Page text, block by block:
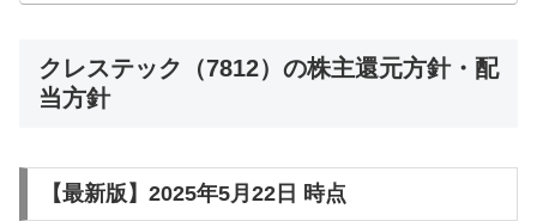
クレステック（7812）の株主還元方針・配
当方針
【最新版】2025年5月22日 時点